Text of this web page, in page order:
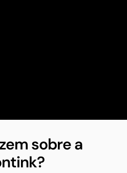
sobre a